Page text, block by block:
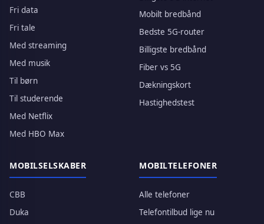
Fri data
Fri tale
Med streaming
Med musik
Til børn
Til studerende
Med Netflix
Med HBO Max
Mobilt bredbånd
Bedste 5G-router
Billigste bredbånd
Fiber vs 5G
Dækningskort
Hastighedstest
MOBILSELSKABER
CBB
Duka
MOBILTELEFONER
Alle telefoner
Telefontilbud lige nu